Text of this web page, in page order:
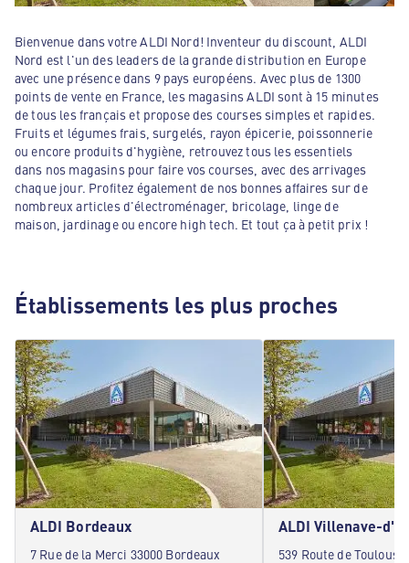
Bienvenue dans votre ALDI Nord! Inventeur du discount, ALDI
Nord est l'un des leaders de la grande distribution en Europe
avec une présence dans 9 pays européens. Avec plus de 1300
points de vente en France, les magasins ALDI sont à 15 minutes
de tous les français et propose des courses simples et rapides.
Fruits et légumes frais, surgelés, rayon épicerie, poissonnerie
ou encore produits d'hygiène, retrouvez tous les essentiels
dans nos magasins pour faire vos courses, avec des arrivages
chaque jour. Profitez également de nos bonnes affaires sur de
nombreux articles d'électroménager, bricolage, linge de
maison, jardinage ou encore high tech. Et tout ça à petit prix !
Établissements les plus proches
ALDI Bordeaux
7 Rue de la Merci 33000 Bordeaux
ALDI Villenave-
539 Route de Toulouse